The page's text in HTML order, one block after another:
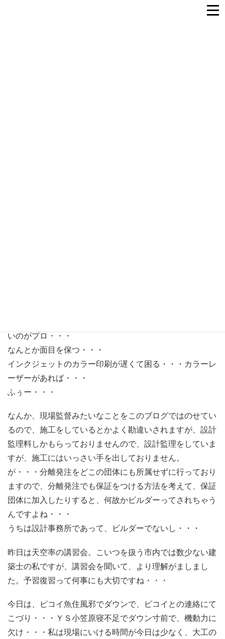
いのがプロ・・・
なんとか面目を保つ・・・
インクジェットのカラー印刷が遅くて困る・・・カラーレ
ーザーがあれば・・・
ふぅー・・・
なんか、現場監督みたいなことをこのブログではのせてい
るので、施工をしているとかよく勘違いされますが、設計
監理料しかもらっておりませんので、設計監理をしていま
すが、施工にはいっさい手を出しておりません。
が・・・分離発注をどこの団体にも所属せずに行っており
ますので、分離発注でも保証をつける方法を考えて、保証
団体に加入したりすると、何故かビルダーってされちゃう
んですよね・・・
うちは設計事務所であって、ビルダーでないし・・・
昨日は天空率の講習会。こいつを扱う市内では数少ない建
築士の私ですが、講習会を聞いて、より理解がましまし
た。予習復習って何事にも大切ですね・・・
今日は、ピコイ魚住風邪でダウンで、ピコイとの連絡にて
こづり・・・ＹＳ小笠原寝不足でダウン寸前で、機動力に
欠け・・・私は現場にいける時間が今日は少なく、大工の